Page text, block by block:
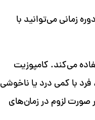
زمانی می‌توانید با
می‌کند. کامپوزیت
با کمی درد یا ناخوشی
صورت لزوم در زمان‌های